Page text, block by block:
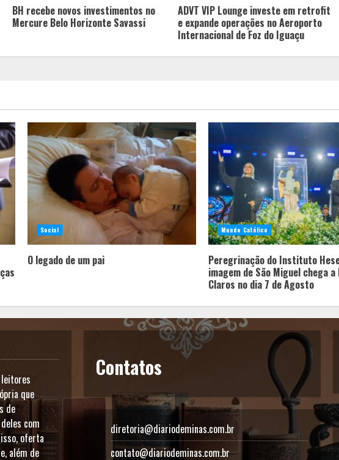
BH recebe novos investimentos no
Mercure Belo Horizonte Savassi
ADVT VIP Lounge investe em retrofit
e expande operações no Aeroporto
Internacional de Foz do Iguaçu
Social
O legado de um pai
Mundo Católico
Peregrinação do Instituto
imagem de São Miguel chega
Claros no dia 7 de Agosto
que
de
com
oferta
além de
Contatos
diretoria@diariodeminas.com.br
contato@diariodeminas.com.br